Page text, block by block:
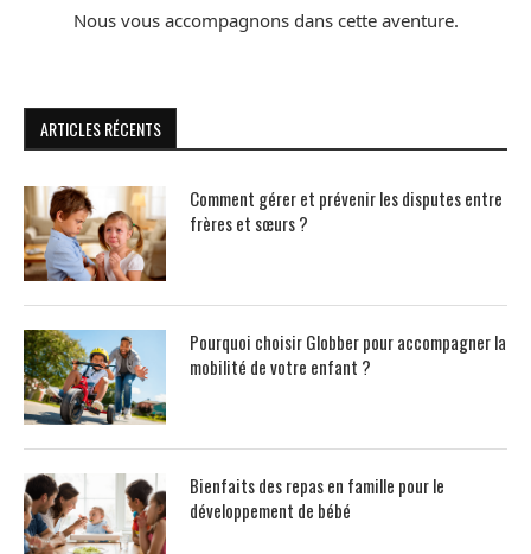
Nous vous accompagnons dans cette aventure.
ARTICLES RÉCENTS
Comment gérer et prévenir les disputes entre
frères et sœurs ?
Pourquoi choisir Globber pour accompagner la
mobilité de votre enfant ?
Bienfaits des repas en famille pour le
développement de bébé